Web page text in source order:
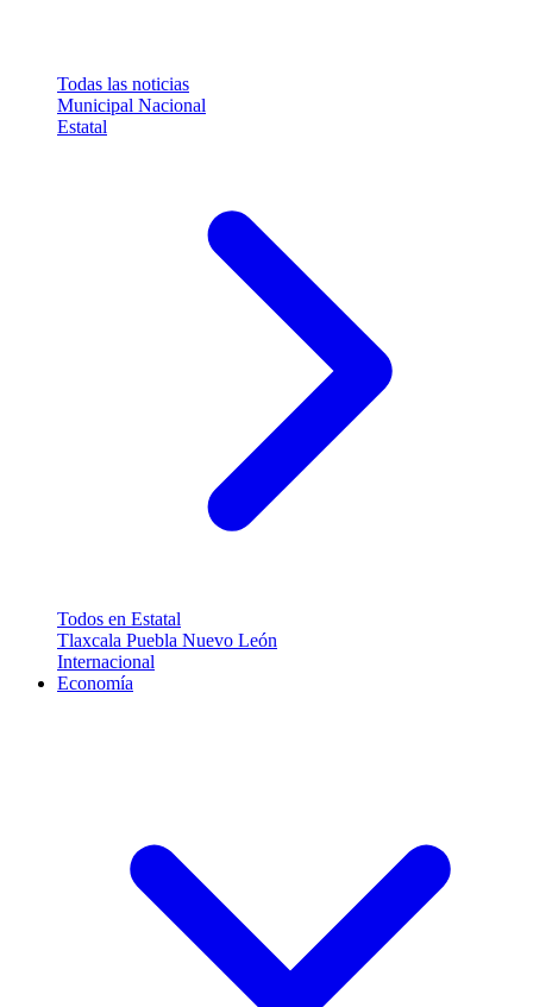
Todas las noticias
Municipal Nacional
Estatal
Todos en Estatal
Tlaxcala Puebla Nuevo León
Internacional
Economía